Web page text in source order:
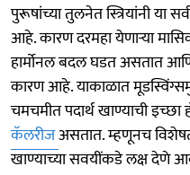
पुरूषांच्या तुलनेत स्त्रियांनी या
आहे. कारण दरमहा येणाऱ्या
हार्मोनल बदल घडत असतात
कारण आहे. याकाळात
चमचमीत पदार्थ खाण्याची इच्छा
कॅलरीजअसतात. म्हणूनच
खाण्याच्या सवयींकडे लक्ष देणे